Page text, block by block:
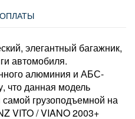
элегантный багажник,
автомобиля.
алюминия и АБС-
что данная модель
самой грузоподъемной на
VITO / VIANO 2003+